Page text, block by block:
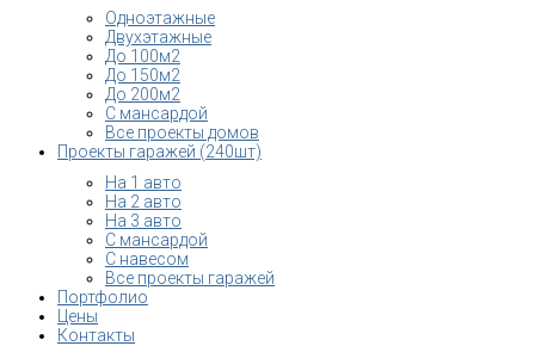
Одноэтажные
Двухэтажные
До 100м2
До 150м2
До 200м2
С мансардой
Все проекты домов
Проекты гаражей (240шт)
На 1 авто
На 2 авто
На 3 авто
С мансардой
С навесом
Все проекты гаражей
Портфолио
Цены
Контакты